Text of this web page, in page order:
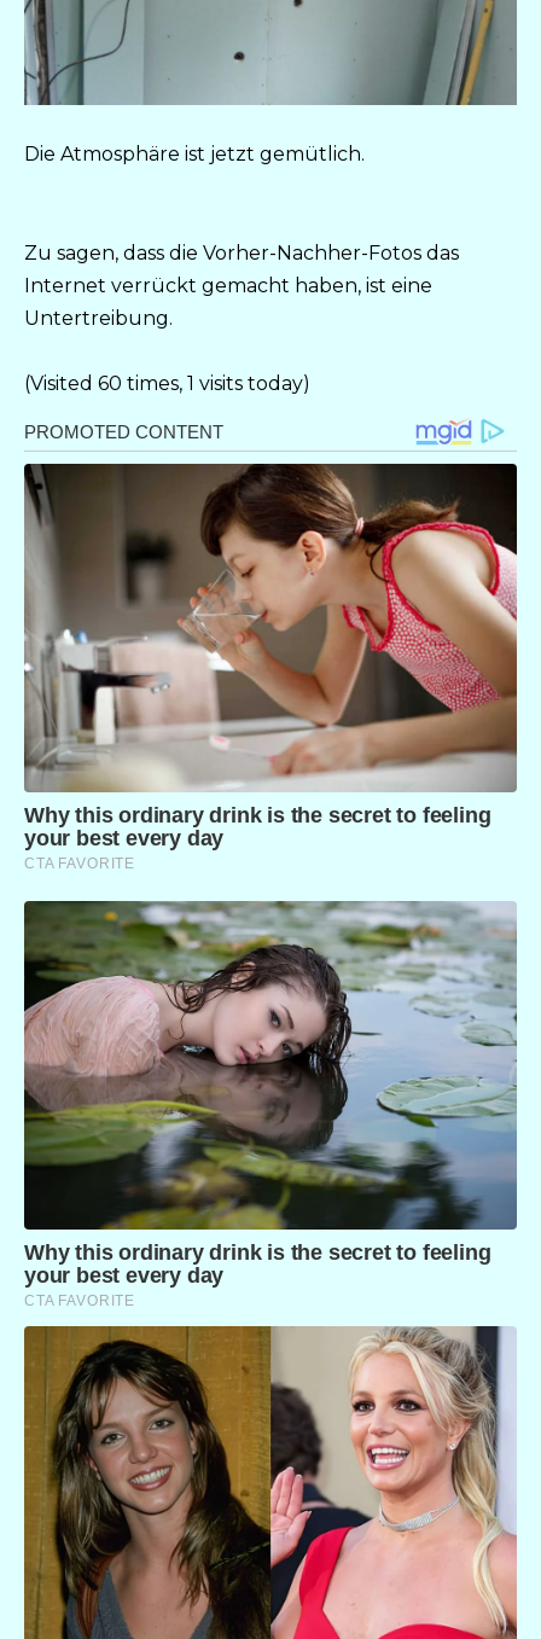
Die Atmosphäre ist jetzt gemütlich.
Zu sagen, dass die Vorher-Nachher-Fotos das
Internet verrückt gemacht haben, ist eine
Untertreibung.
(Visited 60 times, 1 visits today)